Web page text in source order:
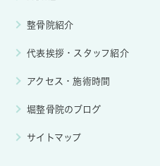
整骨院紹介
代表挨拶・スタッフ紹介
アクセス・施術時間
堀整骨院のブログ
サイトマップ